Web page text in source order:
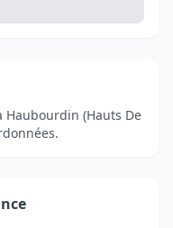
Haubourdin (Hauts De